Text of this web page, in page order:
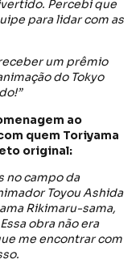
Percebi que
para lidar com as
um prêmio
do Tokyo
ao
quem Toriyama
original:
no campo da
Toyou Ashida
Rikimaru-sama,
obra não era
me encontrar com